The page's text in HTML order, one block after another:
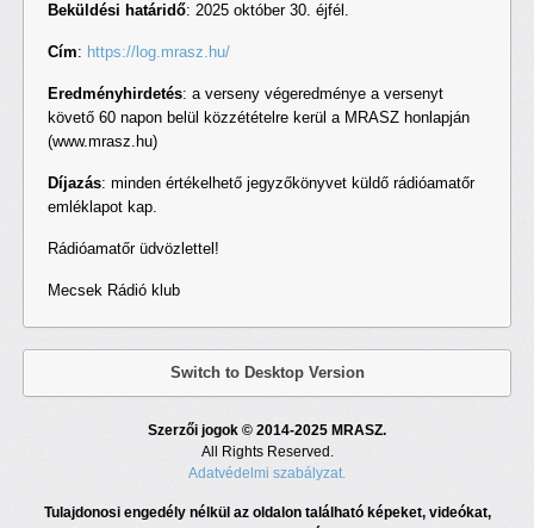
Beküldési határidő: 2025 október 30. éjfél.
Cím: https://log.mrasz.hu/
Eredményhirdetés: a verseny végeredménye a versenyt
követő 60 napon belül közzétételre kerül a MRASZ honlapján
(www.mrasz.hu)
Díjazás: minden értékelhető jegyzőkönyvet küldő rádióamatőr
emléklapot kap.
Rádióamatőr üdvözlettel!
Mecsek Rádió klub
Switch to Desktop Version
Szerzői jogok © 2014-2025 MRASZ.
All Rights Reserved.
Adatvédelmi szabályzat.
Tulajdonosi engedély nélkül az oldalon található képeket, videókat,